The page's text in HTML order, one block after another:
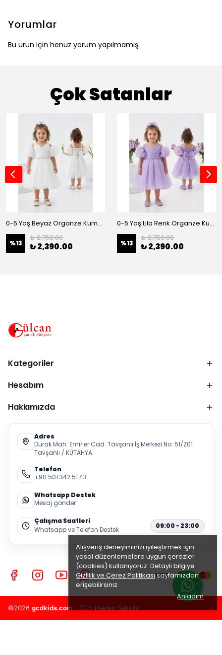
Alışveriş deneyiminizi iyileştirmek için
yasal düzenlemelere uygun çerezler
(cookies) kullanıyoruz. Detaylı bilgiye
Gizlilik ve Çerez Politikasısayfamızdan
erişebilirsiniz.
Anladım
Yorumlar
Bu ürün için henüz yorum yapılmamış.
Çok Satanlar
0-5 Yaş Beyaz Organze Kumaş Bel İnci Kemerli Midi Boy Arkası Lastikli Abiye
%13
₺ 2,750.00
₺ 2,390.00
0-5 Yaş Lila Renk Organze Kumaş Bel İnci Kemerli Midi Boy Arkası Lastikli Abiye
%13
₺ 2,750.00
₺ 2,390.00
Kategoriler
Hesabım
Hakkımızda
Adres
Durak Mah. Emirler Cad. Tavşanlı İş Merkezi No: 51/Z01
Tavşanlı / KÜTAHYA
Telefon
+90 501 342 51 43
Whatsapp Destek
Mesaj gönder
Çalışma Saatleri
Whatsapp ve Telefon Destek
09:00 - 23:00
©2026 gcdkids.com - Tüm Hakları Saklıdır